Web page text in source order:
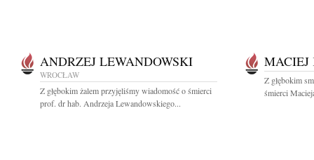
ANDRZEJ LEWANDOWSKI
WROCŁAW
Z głębokim żalem przyjęliśmy wiadomość o śmierci
prof. dr hab. Andrzeja Lewandowskiego...
MACIEJ
Z głębokim
śmierci